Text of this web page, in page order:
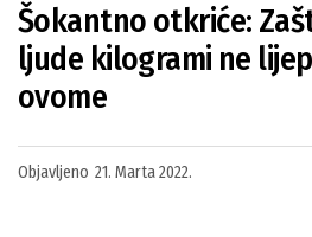
Šokantno otkriće:
ljude kilogrami ne
ovome
Objavljeno 21. Marta 2022.